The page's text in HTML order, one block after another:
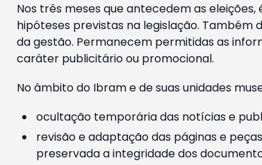
Nos três meses que antecedem as
hipóteses previstas na legislação. Também
da gestão. Permanecem permitidas as
caráter publicitário ou promocional.
No âmbito do Ibram e de suas unidades
ocultação temporária das notícias e
revisão e adaptação das páginas e
preservada a integridade dos